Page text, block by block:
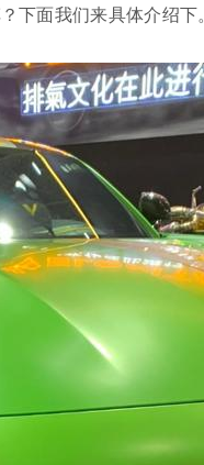
下面我们来具体介绍下。